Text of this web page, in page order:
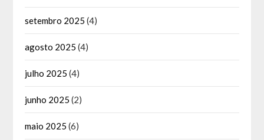
setembro 2025 (4)
agosto 2025 (4)
julho 2025 (4)
junho 2025 (2)
maio 2025 (6)